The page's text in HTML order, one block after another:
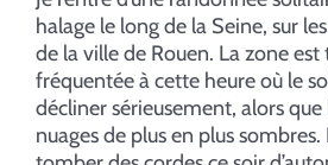
halage le long de la Seine, sur
de la ville de Rouen. La zone est
fréquentée à cette heure où le
décliner sérieusement, alors que
nuages de plus en plus